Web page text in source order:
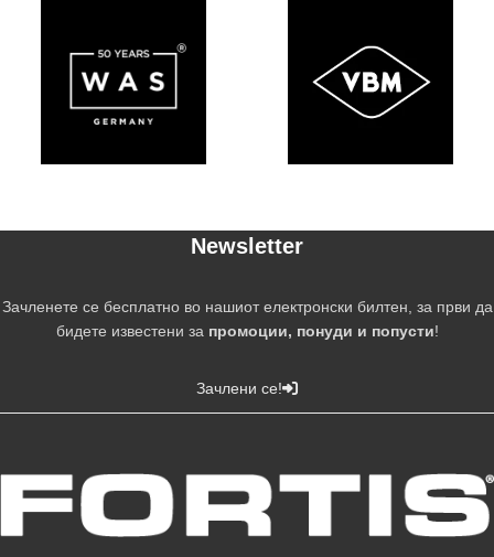
Newsletter
Зачленете се бесплатно во нашиот електронски билтен, за први да
бидете известени за промоции, понуди и попусти!
Зачлени се!